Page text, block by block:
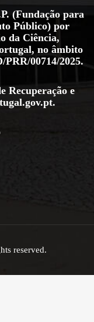
(Fundação para
Público) por
da Ciência,
no âmbito
PRR/00714/2025.
Recuperação e
.
reserved.